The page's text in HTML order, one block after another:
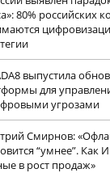
80% российских
выпустила
для
угрозами
Смирнов:
“умнее”. Как
в рост продаж»